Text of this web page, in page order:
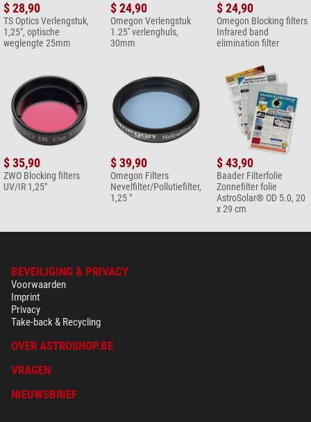
$ 28,90
TS Optics Verlengstuk,
1,25", optische
weglengte 25mm
$ 24,90
Omegon Verlengstuk
1.25'' verlenghuls,
30mm
$ 24,90
Omegon Blocking filters
Infrared band
elimination filter
$ 35,90
ZWO Blocking filters
UV/IR 1,25"
$ 39,90
Omegon Filters
Nevelfilter/Pollutiefilter,
1,25 "
$ 43,90
Baader Filterfolie
Zonnefilter folie
AstroSolar® OD 5.0, 20
x 29 cm
BEVEILIGING & PRIVACY
Voorwaarden
Imprint
Privacy
Take-back & Recycling
OVER ASTROSHOP.BE
VRAGEN
NIEUWSBRIEF